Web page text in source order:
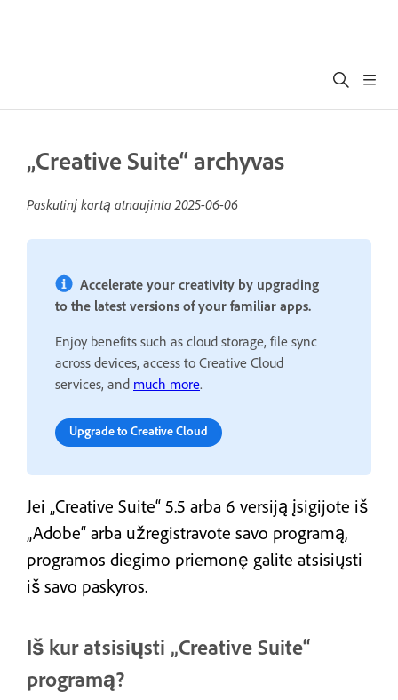
„Creative Suite“ archyvas
Paskutinį kartą atnaujinta2025-06-06
Accelerate your creativity by upgrading
to the latest versions of your familiar apps.
Enjoy benefits such as cloud storage, file sync
across devices, access to Creative Cloud
services, and much more.
Upgrade to Creative Cloud
Jei „Creative Suite“ 5.5 arba 6 versiją įsigijote iš
„Adobe“ arba užregistravote savo programą,
programos diegimo priemonę galite atsisiųsti
iš savo paskyros.
Iš kur atsisiųsti „Creative Suite“
programą?